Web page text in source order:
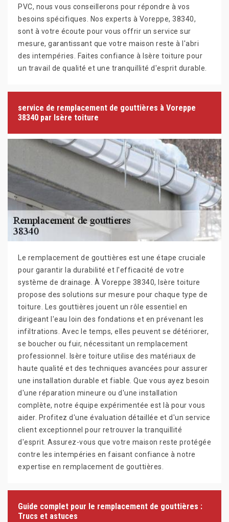
PVC, nous vous conseillerons pour répondre à vos
besoins spécifiques. Nos experts à Voreppe, 38340,
sont à votre écoute pour vous offrir un service sur
mesure, garantissant que votre maison reste à l'abri
des intempéries. Faites confiance à Isère toiture pour
un travail de qualité et une tranquillité d'esprit durable.
service de remplacement de gouttières à Voreppe
38340 par Isère toiture
Le remplacement de gouttières est une étape cruciale
pour garantir la durabilité et l'efficacité de votre
système de drainage. À Voreppe 38340, Isère toiture
propose des solutions sur mesure pour chaque type de
toiture. Les gouttières jouent un rôle essentiel en
dirigeant l'eau loin des fondations et en prévenant les
infiltrations. Avec le temps, elles peuvent se détériorer,
se boucher ou fuir, nécessitant un remplacement
professionnel. Isère toiture utilise des matériaux de
haute qualité et des techniques avancées pour assurer
une installation durable et fiable. Que vous ayez besoin
d'une réparation mineure ou d'une installation
complète, notre équipe expérimentée est là pour vous
aider. Profitez d'une évaluation détaillée et d'un service
client exceptionnel pour retrouver la tranquillité
d'esprit. Assurez-vous que votre maison reste protégée
contre les intempéries en faisant confiance à notre
expertise en remplacement de gouttières.
Guide complet pour le remplacement de gouttières :
Trucs et astuces